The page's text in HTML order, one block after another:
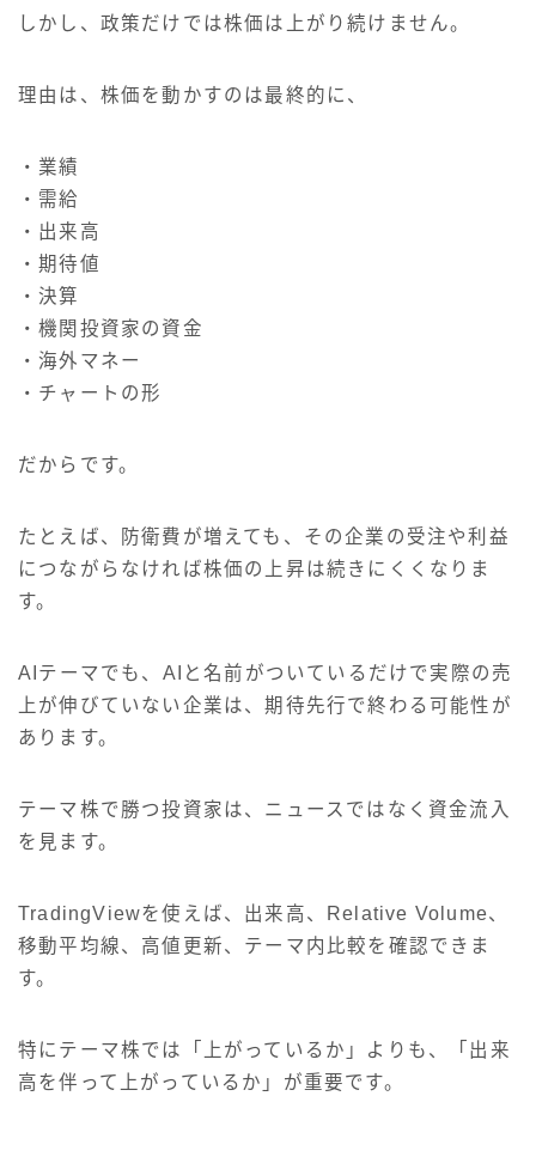
しかし、政策だけでは株価は上がり続けません。
理由は、株価を動かすのは最終的に、
・業績
・需給
・出来高
・期待値
・決算
・機関投資家の資金
・海外マネー
・チャートの形
だからです。
たとえば、防衛費が増えても、その企業の受注や利益
につながらなければ株価の上昇は続きにくくなりま
す。
AIテーマでも、AIと名前がついているだけで実際の売
上が伸びていない企業は、期待先行で終わる可能性が
あります。
テーマ株で勝つ投資家は、ニュースではなく資金流入
を見ます。
TradingViewを使えば、出来高、Relative Volume、
移動平均線、高値更新、テーマ内比較を確認できま
す。
特にテーマ株では「上がっているか」よりも、「出来
高を伴って上がっているか」が重要です。